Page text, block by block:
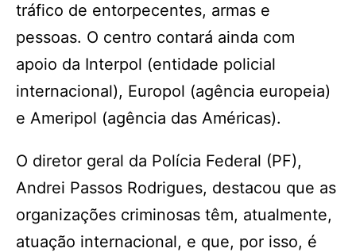
tráfico de entorpecentes, armas e
pessoas. O centro contará ainda com
apoio da Interpol (entidade policial
internacional), Europol (agência europeia)
e Ameripol (agência das Américas).
O diretor geral da Polícia Federal (PF),
Andrei Passos Rodrigues, destacou que as
organizações criminosas têm, atualmente,
atuação internacional, e que, por isso, é